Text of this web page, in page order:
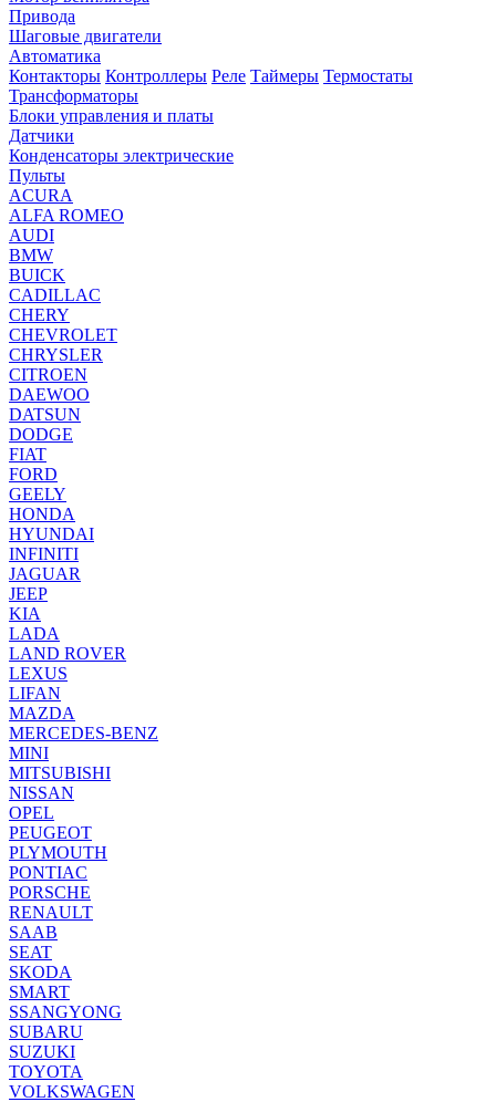
Привода
Шаговые двигатели
Автоматика
Контакторы Контроллеры Реле Таймеры Термостаты
Трансформаторы
Блоки управления и платы
Датчики
Конденсаторы электрические
Пульты
ACURA
ALFA ROMEO
AUDI
BMW
BUICK
CADILLAC
CHERY
CHEVROLET
CHRYSLER
CITROEN
DAEWOO
DATSUN
DODGE
FIAT
FORD
GEELY
HONDA
HYUNDAI
INFINITI
JAGUAR
JEEP
KIA
LADA
LAND ROVER
LEXUS
LIFAN
MAZDA
MERCEDES-BENZ
MINI
MITSUBISHI
NISSAN
OPEL
PEUGEOT
PLYMOUTH
PONTIAC
PORSCHE
RENAULT
SAAB
SEAT
SKODA
SMART
SSANGYONG
SUBARU
SUZUKI
TOYOTA
VOLKSWAGEN